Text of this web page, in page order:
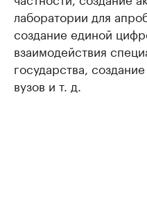
лаборатории для
создание единой
взаимодействия
государства,
вузов и т. д.